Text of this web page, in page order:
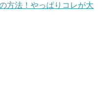
方法！やっぱりコレが大